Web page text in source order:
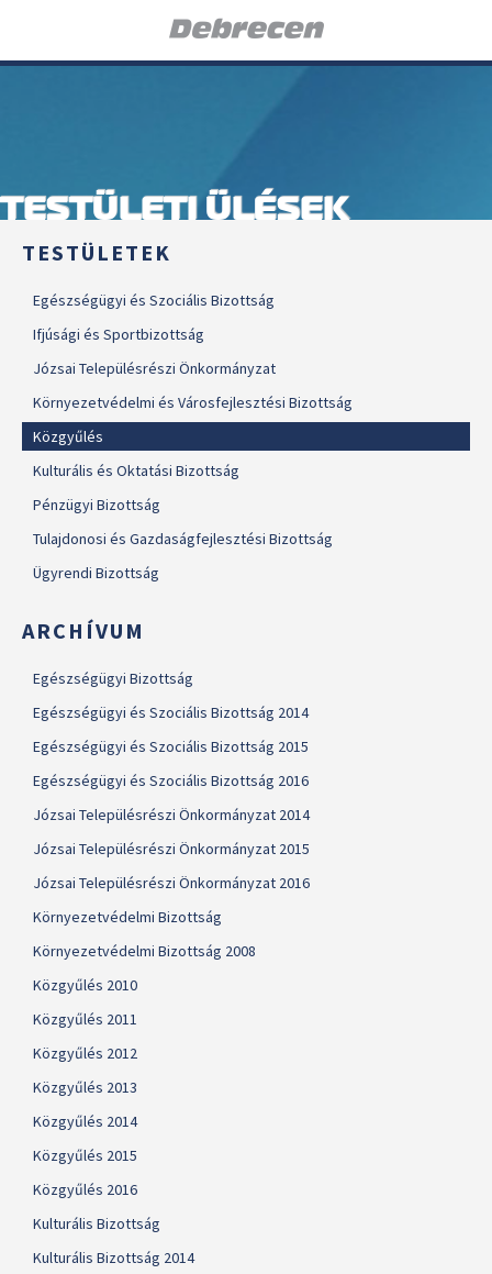
TESTÜLETI ÜLÉSEK
TESTÜLETEK
Egészségügyi és Szociális Bizottság
Ifjúsági és Sportbizottság
Józsai Településrészi Önkormányzat
Környezetvédelmi és Városfejlesztési Bizottság
Közgyűlés
Kulturális és Oktatási Bizottság
Pénzügyi Bizottság
Tulajdonosi és Gazdaságfejlesztési Bizottság
Ügyrendi Bizottság
ARCHÍVUM
Egészségügyi Bizottság
Egészségügyi és Szociális Bizottság 2014
Egészségügyi és Szociális Bizottság 2015
Egészségügyi és Szociális Bizottság 2016
Józsai Településrészi Önkormányzat 2014
Józsai Településrészi Önkormányzat 2015
Józsai Településrészi Önkormányzat 2016
Környezetvédelmi Bizottság
Környezetvédelmi Bizottság 2008
Közgyűlés 2010
Közgyűlés 2011
Közgyűlés 2012
Közgyűlés 2013
Közgyűlés 2014
Közgyűlés 2015
Közgyűlés 2016
Kulturális Bizottság
Kulturális Bizottság 2014